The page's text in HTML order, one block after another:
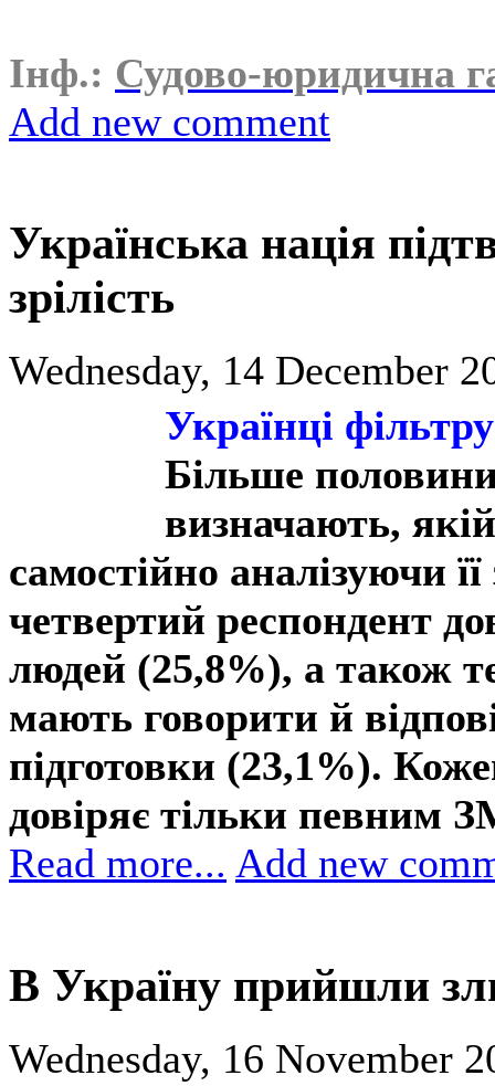
Інф.: Судово-юридична
Add new comment
Українська нація
зрілість
Wednesday, 14 December
Українці
Більше
визначають,
самостійно аналізуючи
четвертий респондент
людей (25,8%), а також
мають говорити й
підготовки (23,1%).
довіряє тільки певним
Read more... Add new
В Україну прийшли
Wednesday, 16 November